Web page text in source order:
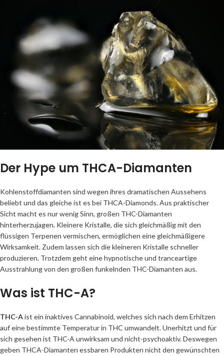
Der Hype um THCA-Diamanten
Kohlenstoffdiamanten sind wegen ihres dramatischen Aussehens
beliebt und das gleiche ist es bei THCA-Diamonds. Aus praktischer
Sicht macht es nur wenig Sinn, großen THC-Diamanten
hinterherzujagen. Kleinere Kristalle, die sich gleichmäßig mit den
flüssigen Terpenen vermischen, ermöglichen eine gleichmäßigere
Wirksamkeit. Zudem lassen sich die kleineren Kristalle schneller
produzieren. Trotzdem geht eine hypnotische und tranceartige
Ausstrahlung von den großen funkelnden THC-Diamanten aus.
Was ist THC-A?
THC-Aist ein inaktives Cannabinoid, welches sich nach dem Erhitzen
auf eine bestimmte Temperatur in THC umwandelt. Unerhitzt und für
sich gesehen ist THC-A unwirksam und nicht-psychoaktiv. Deswegen
geben THCA-Diamanten essbaren Produkten nicht den gewünschten